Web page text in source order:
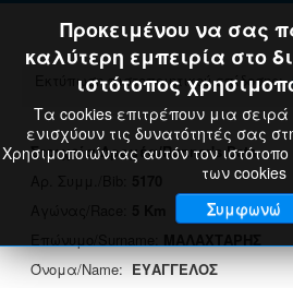
Εκτύπωση πιστοποιητικού επίδοσης:
Στοιχεία Δρομέα/Runner's Data
Όνομα/Name:ΕΥΑΓΓΕΛΟΣ
Προκειμένου να σας
καλύτερη εμπειρία στο
ιστότοπος
Τα cookies επιτρέπουν μια
ενισχύουν τις δυνατότητές σας
Χρησιμοποιώντας αυτόν τον
των cookies
Συμφωνώ